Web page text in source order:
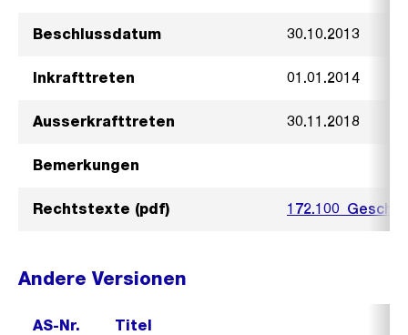
Beschlussdatum 30.10.2013
Inkrafttreten 01.01.2014
Ausserkrafttreten 30.11.2018
Bemerkungen
Rechtstexte (pdf)
Andere Versionen
AS-Nr. Titel